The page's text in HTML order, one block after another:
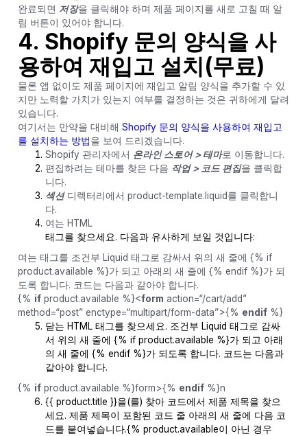
완료되면 저장을 클릭해야 하며 제품 페이지를 새로 고칠 때 알
림 버튼이 있어야 합니다.
4. Shopify 문의 양식을 사
용하여 재입고 설치(무료)
물론 앱 없이도 제품 페이지에 재입고 알림 양식을 추가할 수 있
지만 노력할 가치가 있는지 여부를 결정하는 것은 귀하에게 달려
있습니다.
여기서는 만약을 대비해 Shopify 문의 양식을 사용하여 재입고
를 설치하는 방법을 보여 드리겠습니다.
Shopify 관리자에서 온라인 스토어 > 테마로 이동합니다.
편집하려는 테마를 찾은 다음 작업 > 코드 편집을 클릭합
니다.
섹션디렉터리에서 product-template.liquid를 클릭합니
다.
여는 HTML
태그를 찾으세요. 다음과 유사하게 보일 것입니다:
여는 태그를 조건부 Liquid 태그로 감싸서 위의 새 줄에 {% if
product.available %}가 되고 아래의 새 줄에 {% endif %}가 되
도록 합니다. 코드는 다음과 같아야 합니다.
{% ifproduct.available %}<form action=“/cart/add”
method=“post” enctype=“multipart/form-data”>{% endif%}
닫는 HTML 태그를 찾으세요. 조건부 Liquid 태그로 감싸
서 위의 새 줄에 {% if product.available %}가 되고 아래
의 새 줄에 {% endif %}가 되도록 합니다. 코드는 다음과
같아야 합니다.
{% ifproduct.available %}form>{% endif%}n
{{ product.title }}을(를) 찾아 코드에서 제품 제목을 찾으
세요. 제품 제목이 포함된 코드 줄 아래의 새 줄에 다음 코
드를 붙여넣습니다.{% product.available이 아닌 경우